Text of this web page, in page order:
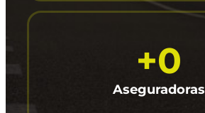
+0
Aseguradoras